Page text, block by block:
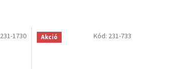
231-1730 Akció Kód: 231-733